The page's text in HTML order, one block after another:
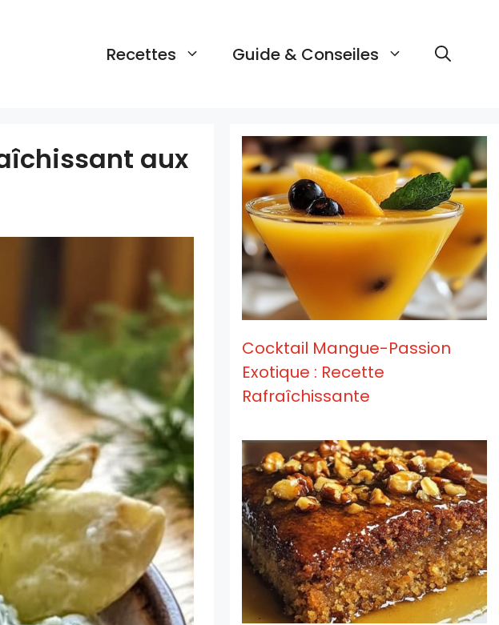
Recettes Guide & Conseiles
aux
Cocktail Mangue-Passion
Exotique : Recette
Rafraîchissante